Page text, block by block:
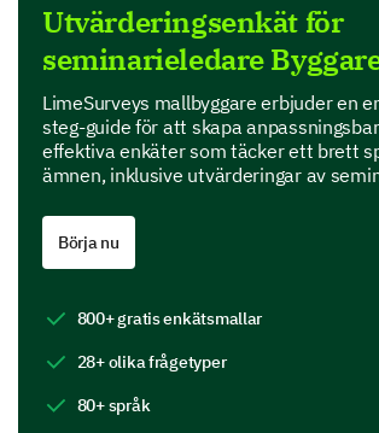
In this section, we are interested in
on specific features of our product.
Which features of our product do
useful? (Select all that apply)
Feature A
Feature D
If you could add or change one
Utvärderingsenkät för
seminarieledare
LimeSurveys mallbyggare erbjuder en
steg-guide för att skapa
effektiva enkäter som täcker ett brett
ämnen, inklusive utvärderingar av
Börja nu
800+ gratis enkätsmallar
28+ olika frågetyper
80+ språk